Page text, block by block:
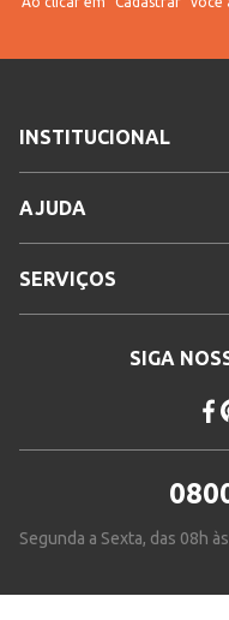
INSTITUCIONAL
AJUDA
SERVIÇOS
SIGA
Segunda a Sexta, das 08h